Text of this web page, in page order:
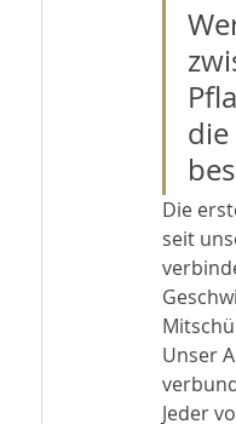
Die
seit
Unser
Jeder